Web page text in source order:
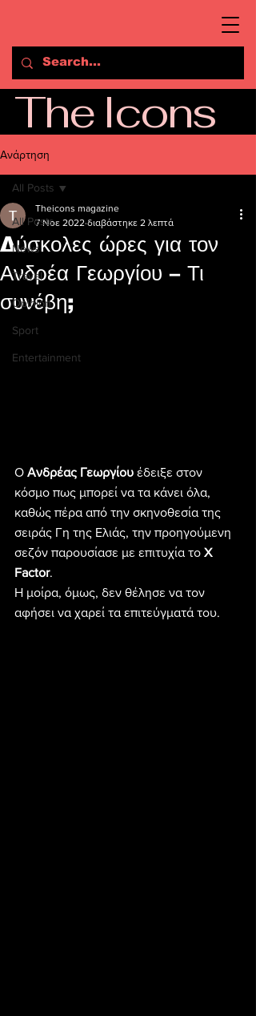
The Icons
Ανάρτηση
All Posts
News
Travel
Opinion
Sport
Entertainment
All Posts
Δύσκολες ώρες για τον
Ανδρέα Γεωργίου – Τι
συνέβη;
Theicons magazine
7 Νοε 2022 διαβάστηκε 2 λεπτά
Ο Ανδρέας Γεωργίου έδειξε στον
κόσμο πως μπορεί να τα κάνει όλα,
καθώς πέρα από την σκηνοθεσία της
σειράς Γη της Ελιάς, την προηγούμενη
σεζόν παρουσίασε με επιτυχία το X
Factor.
Η μοίρα, όμως, δεν θέλησε να τον
αφήσει να χαρεί τα επιτεύγματά του.